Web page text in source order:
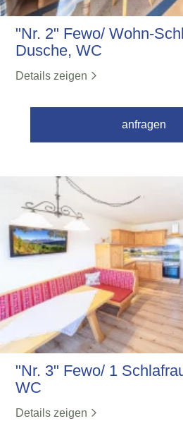
"Nr. 2" Fewo/ Wohn-
Dusche, WC
Details zeigen
anfragen
"Nr. 3" Fewo/ 1
WC
Details zeigen